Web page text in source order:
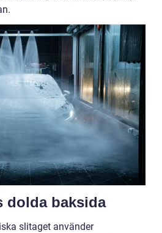
dolda baksida
slitaget använder